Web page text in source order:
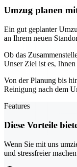
Umzug planen
Ein gut geplanter
an Ihrem neuen
Ob das
Unser Ziel ist es,
Von der Planung bis
Reinigung nach dem
Features
Diese Vorteile
Wenn Sie mit uns
und stressfreier